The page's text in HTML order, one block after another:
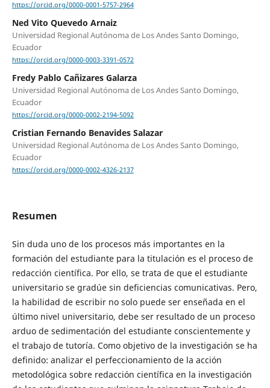
https://orcid.org/0000-0001-5757-2964
Ned Vito Quevedo Arnaiz
Universidad Regional Autónoma de Los Andes Santo Domingo,
Ecuador
https://orcid.org/0000-0003-3391-0572
Fredy Pablo Cañizares Galarza
Universidad Regional Autónoma de Los Andes Santo Domingo,
Ecuador
https://orcid.org/0000-0002-2194-5092
Cristian Fernando Benavides Salazar
Universidad Regional Autónoma de Los Andes Santo Domingo,
Ecuador
https://orcid.org/0000-0002-4326-2137
Resumen
Sin duda uno de los procesos más importantes en la
formación del estudiante para la titulación es el proceso de
redacción científica. Por ello, se trata de que el estudiante
universitario se gradúe sin deficiencias comunicativas. Pero,
la habilidad de escribir no solo puede ser enseñada en el
último nivel universitario, debe ser resultado de un proceso
arduo de sedimentación del estudiante conscientemente y
el trabajo de tutoría. Como objetivo de la investigación se ha
definido: analizar el perfeccionamiento de la acción
metodológica sobre redacción científica en la investigación